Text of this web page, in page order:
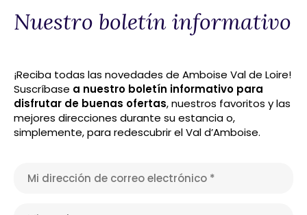
Nuestro boletín informativo
¡Reciba todas las novedades de Amboise Val de Loire!
Suscríbase a nuestro boletín informativo para
disfrutar de buenas ofertas, nuestros favoritos y las
mejores direcciones durante su estancia o,
simplemente, para redescubrir el Val d’Amboise.